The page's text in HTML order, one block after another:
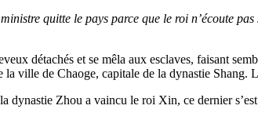
quitte le pays parce que le roi n’écoute
détachés et se mêla aux esclaves, faisant
la ville de Chaoge, capitale de la dynastie
dynastie Zhou a vaincu le roi Xin, ce dernier